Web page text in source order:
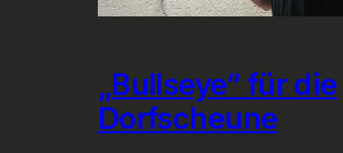
„Bullseye“ für die
Dorfscheune